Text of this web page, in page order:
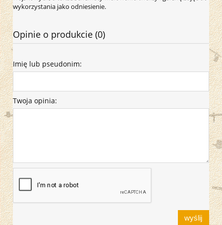
wykorzystania jako odniesienie.
Opinie o produkcie (0)
Imię lub pseudonim:
Twoja opinia:
wyślij